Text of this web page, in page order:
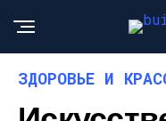
ЗДОРОВЬЕ И